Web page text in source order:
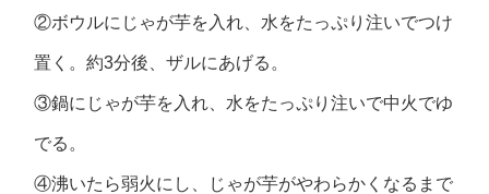
②ボウルにじゃが芋を入れ、水をたっぷり注いでつけ
置く。約3分後、ザルにあげる。
③鍋にじゃが芋を入れ、水をたっぷり注いで中火でゆ
でる。
④沸いたら弱火にし、じゃが芋がやわらかくなるまで